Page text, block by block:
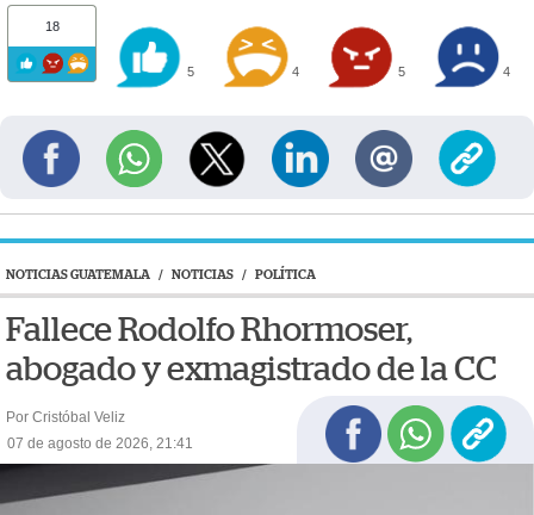
18
5 4 5 4
NOTICIAS GUATEMALA / NOTICIAS / POLÍTICA
Fallece Rodolfo Rhormoser,
abogado y exmagistrado de la CC
Por Cristóbal Veliz
07 de agosto de 2026, 21:41